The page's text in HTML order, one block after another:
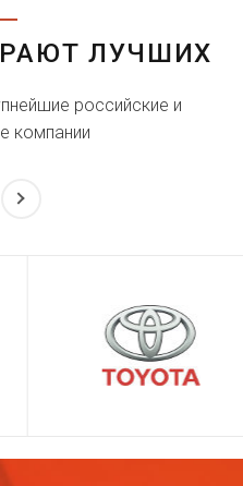
ЛУЧШИХ
российские и
компании